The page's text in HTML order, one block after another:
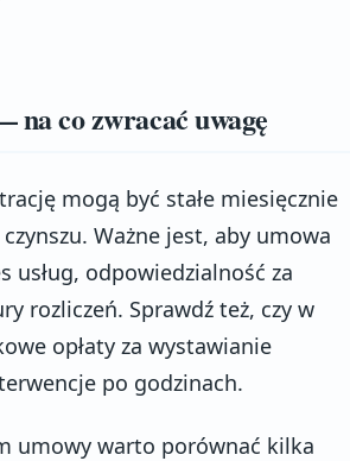
na co zwracać uwagę
mogą być stałe miesięcznie
Ważne jest, aby umowa
usług, odpowiedzialność za
rozliczeń. Sprawdź też, czy w
opłaty za wystawianie
po godzinach.
umowy warto porównać kilka